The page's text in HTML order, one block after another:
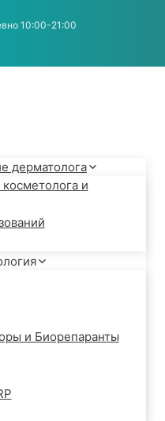
10:00-21:00
дерматолога
косметолога и
и Биорепаранты